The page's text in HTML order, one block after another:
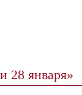
28 января»